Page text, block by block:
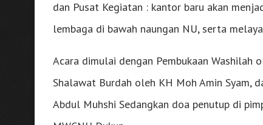
dan Pusat Kegiatan : kantor baru akan
lembaga di bawah naungan NU, serta
Acara dimulai dengan Pembukaan Washilah
Shalawat Burdah oleh KH Moh Amin Syam,
Abdul Muhshi Sedangkan doa penutup di